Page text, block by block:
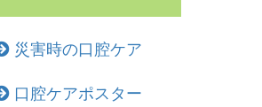
災害時の口腔ケア
口腔ケアポスター